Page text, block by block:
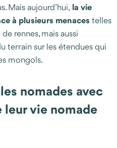
Mais aujourd’hui, la vie
à plusieurs menaces telles
rennes, mais aussi
terrain sur les étendues qui
mongols.
nomades avec
leur vie nomade